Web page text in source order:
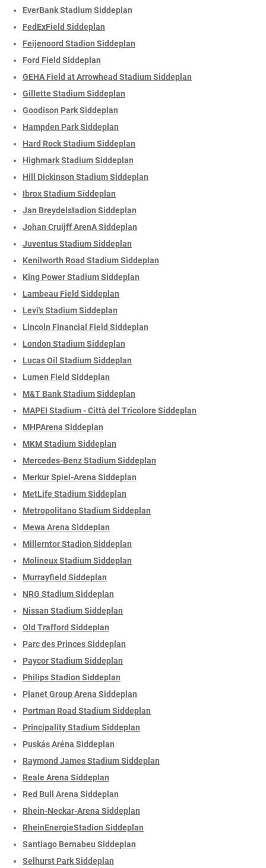
EverBank Stadium Siddeplan
FedExField Siddeplan
Feijenoord Stadion Siddeplan
Ford Field Siddeplan
GEHA Field at Arrowhead Stadium Siddeplan
Gillette Stadium Siddeplan
Goodison Park Siddeplan
Hampden Park Siddeplan
Hard Rock Stadium Siddeplan
Highmark Stadium Siddeplan
Hill Dickinson Stadium Siddeplan
Ibrox Stadium Siddeplan
Jan Breydelstadion Siddeplan
Johan Cruijff ArenA Siddeplan
Juventus Stadium Siddeplan
Kenilworth Road Stadium Siddeplan
King Power Stadium Siddeplan
Lambeau Field Siddeplan
Levi's Stadium Siddeplan
Lincoln Financial Field Siddeplan
London Stadium Siddeplan
Lucas Oil Stadium Siddeplan
Lumen Field Siddeplan
M&T Bank Stadium Siddeplan
MAPEI Stadium - Città del Tricolore Siddeplan
MHPArena Siddeplan
MKM Stadium Siddeplan
Mercedes-Benz Stadium Siddeplan
Merkur Spiel-Arena Siddeplan
MetLife Stadium Siddeplan
Metropolitano Stadium Siddeplan
Mewa Arena Siddeplan
Millerntor Stadion Siddeplan
Molineux Stadium Siddeplan
Murrayfield Siddeplan
NRG Stadium Siddeplan
Nissan Stadium Siddeplan
Old Trafford Siddeplan
Parc des Princes Siddeplan
Paycor Stadium Siddeplan
Philips Stadion Siddeplan
Planet Group Arena Siddeplan
Portman Road Stadium Siddeplan
Principality Stadium Siddeplan
Puskás Aréna Siddeplan
Raymond James Stadium Siddeplan
Reale Arena Siddeplan
Red Bull Arena Siddeplan
Rhein-Neckar-Arena Siddeplan
RheinEnergieStadion Siddeplan
Santiago Bernabeu Siddeplan
Selhurst Park Siddeplan